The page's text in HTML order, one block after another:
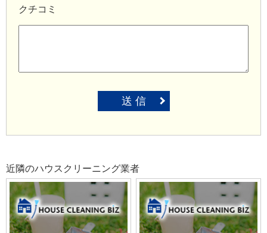
クチコミ
送 信
近隣のハウスクリーニング業者